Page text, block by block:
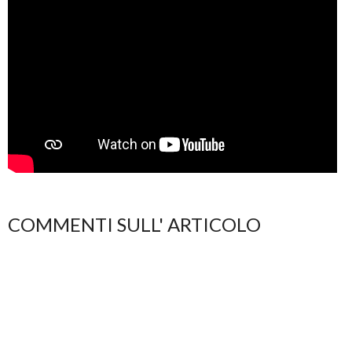
COMMENTI SULL' ARTICOLO